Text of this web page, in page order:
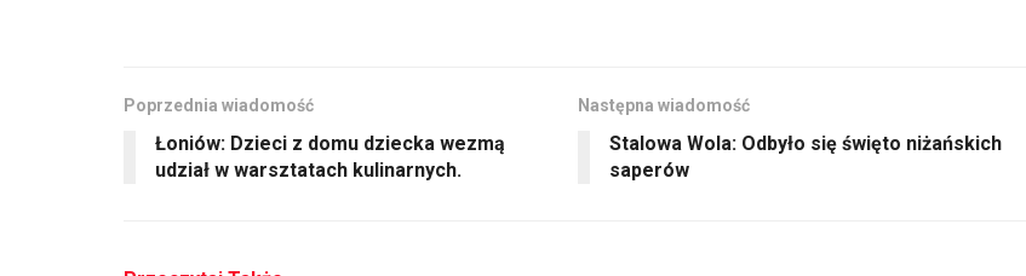
Poprzednia wiadomość
Łoniów: Dzieci z domu dziecka wezmą
udział w warsztatach kulinarnych.
Następna wiadomość
Stalowa Wola: Odbyło się święto niżańskich
saperów